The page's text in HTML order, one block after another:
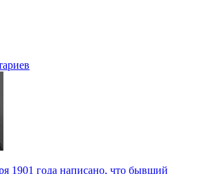
1901 года написано, что бывший